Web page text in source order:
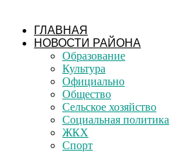
ГЛАВНАЯ
НОВОСТИ РАЙОНА
Образование
Культура
Официально
Общество
Сельское хозяйство
Социальная политика
ЖКХ
Спорт